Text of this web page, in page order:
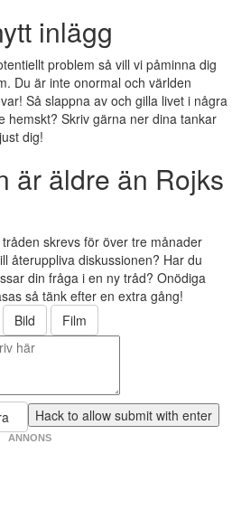
inlägg
problem så vill vi påminna dig
Du är inte onormal och världen
Så slappna av och gilla livet i några
hemskt? Skriv gärna ner dina tankar
dig!
är äldre än Rojks
skrevs för över tre månader
återuppliva diskussionen? Har du
din fråga i en ny tråd? Onödiga
så tänk efter en extra gång!
Bild Film
ANNONS